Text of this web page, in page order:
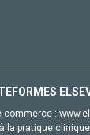
commerce :
la pratique